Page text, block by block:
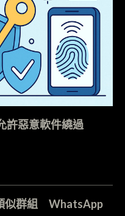
惡意軟件繞過
似群組 WhatsApp